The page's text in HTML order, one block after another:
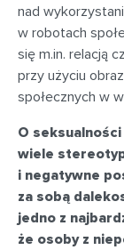
nad
w robotach
się m.in. relacją
przy użyciu
społecznych w
O
wiele
i negatywne
za sobą
jedno z
że osoby z